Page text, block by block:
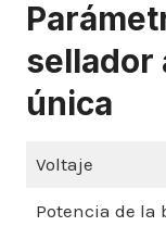
sellador
única
Voltaje
Potencia de la